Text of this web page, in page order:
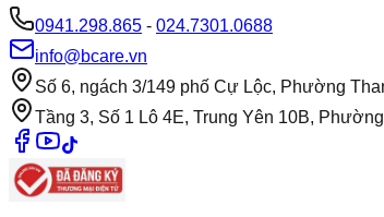
0941.298.865 - 024.7301.0688
info@bcare.vn
Số 6, ngách 3/149 phố Cự Lộc, Phường
Tầng 3, Số 1 Lô 4E, Trung Yên 10B,